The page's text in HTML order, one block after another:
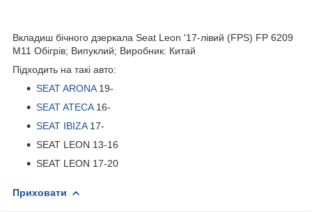
Вкладиш бічного дзеркала Seat Leon '17-лівий (FPS) FP 6209
M11 Обігрів; Випуклий; Виробник: Китай
Підходить на такі авто:
SEAT ARONA19-
SEAT ATECA16-
SEAT IBIZA17-
SEAT LEON 13-16
SEAT LEON 17-20
Приховати